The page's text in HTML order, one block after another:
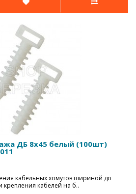
ДБ 8х45 белый (100шт)
кабельных хомутов шириной до
кабелей на б..